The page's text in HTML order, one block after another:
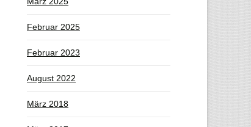
Februar 2025
Februar 2023
August 2022
März 2018